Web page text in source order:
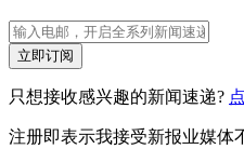
立即订阅
只想接收感兴趣的新闻速递?
注册即表示我接受新报业媒体